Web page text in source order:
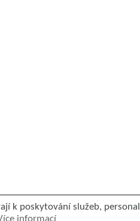
k poskytování služeb,
informací